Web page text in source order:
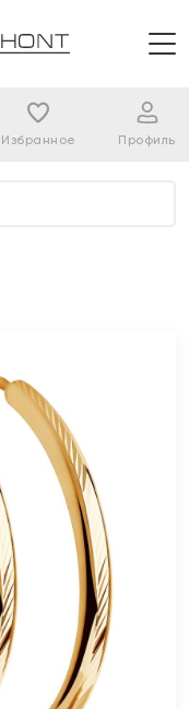
Избранное Профиль